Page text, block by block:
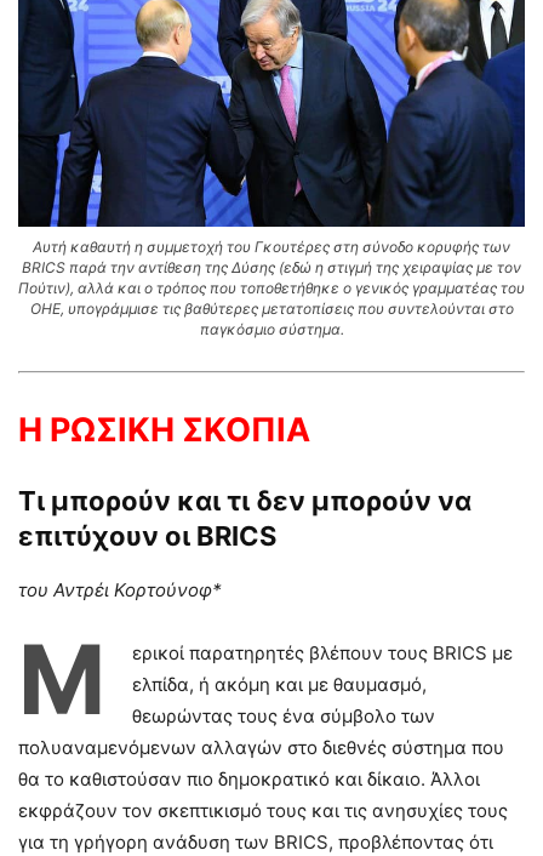
Αυτή καθαυτή η συμμετοχή του Γκουτέρες στη σύνοδο κορυφής των
BRICS παρά την αντίθεση της Δύσης (εδώ η στιγμή της χειραψίας με τον
Πούτιν), αλλά και ο τρόπος που τοποθετήθηκε ο γενικός γραμματέας του
ΟΗΕ, υπογράμμισε τις βαθύτερες μετατοπίσεις που συντελούνται στο
παγκόσμιο σύστημα.
Η ΡΩΣΙΚΗ ΣΚΟΠΙΑ
Τι μπορούν και τι δεν μπορούν να
επιτύχουν οι BRICS
του Αντρέι Κορτούνοφ*
Μ
ερικοί παρατηρητές βλέπουν τους BRICS με
ελπίδα, ή ακόμη και με θαυμασμό,
θεωρώντας τους ένα σύμβολο των
πολυαναμενόμενων αλλαγών στο διεθνές σύστημα που
θα το καθιστούσαν πιο δημοκρατικό και δίκαιο. Άλλοι
εκφράζουν τον σκεπτικισμό τους και τις ανησυχίες τους
για τη γρήγορη ανάδυση των BRICS, προβλέποντας ότι